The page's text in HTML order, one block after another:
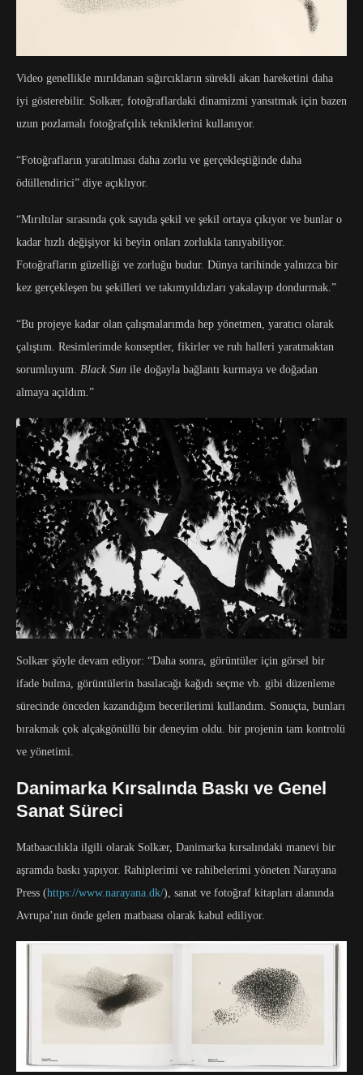
Video genellikle mırıldanan sığırcıkların sürekli akan hareketini daha
iyi gösterebilir. Solkær, fotoğraflardaki dinamizmi yansıtmak için bazen
uzun pozlamalı fotoğrafçılık tekniklerini kullanıyor.
“Fotoğrafların yaratılması daha zorlu ve gerçekleştiğinde daha
ödüllendirici” diye açıklıyor.
“Mırıltılar sırasında çok sayıda şekil ve şekil ortaya çıkıyor ve bunlar o
kadar hızlı değişiyor ki beyin onları zorlukla tanıyabiliyor.
Fotoğrafların güzelliği ve zorluğu budur. Dünya tarihinde yalnızca bir
kez gerçekleşen bu şekilleri ve takımyıldızları yakalayıp dondurmak.”
“Bu projeye kadar olan çalışmalarımda hep yönetmen, yaratıcı olarak
çalıştım. Resimlerimde konseptler, fikirler ve ruh halleri yaratmaktan
sorumluyum. Black Sun ile doğayla bağlantı kurmaya ve doğadan
almaya açıldım.”
Solkær şöyle devam ediyor: “Daha sonra, görüntüler için görsel bir
ifade bulma, görüntülerin basılacağı kağıdı seçme vb. gibi düzenleme
sürecinde önceden kazandığım becerilerimi kullandım. Sonuçta, bunları
bırakmak çok alçakgönüllü bir deneyim oldu. bir projenin tam kontrolü
ve yönetimi.
Danimarka Kırsalında Baskı ve Genel
Sanat Süreci
Matbaacılıkla ilgili olarak Solkær, Danimarka kırsalındaki manevi bir
aşramda baskı yapıyor. Rahiplerimi ve rahibelerimi yöneten Narayana
Press (https://www.narayana.dk/), sanat ve fotoğraf kitapları alanında
Avrupa’nın önde gelen matbaası olarak kabul ediliyor.